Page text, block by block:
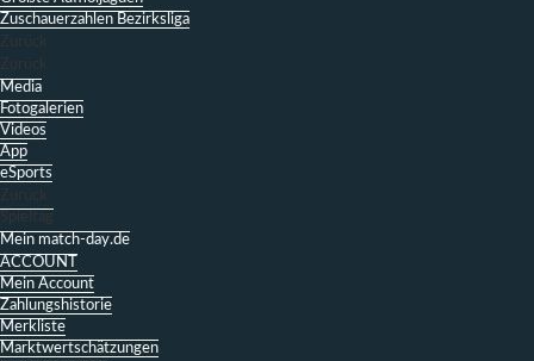
Zuschauerzahlen Bezirksliga
Zurück
Zurück
Media
Fotogalerien
Videos
App
eSports
Zurück
Spieltag
Mein match-day.de
ACCOUNT
Mein Account
Zahlungshistorie
Merkliste
Marktwertschätzungen